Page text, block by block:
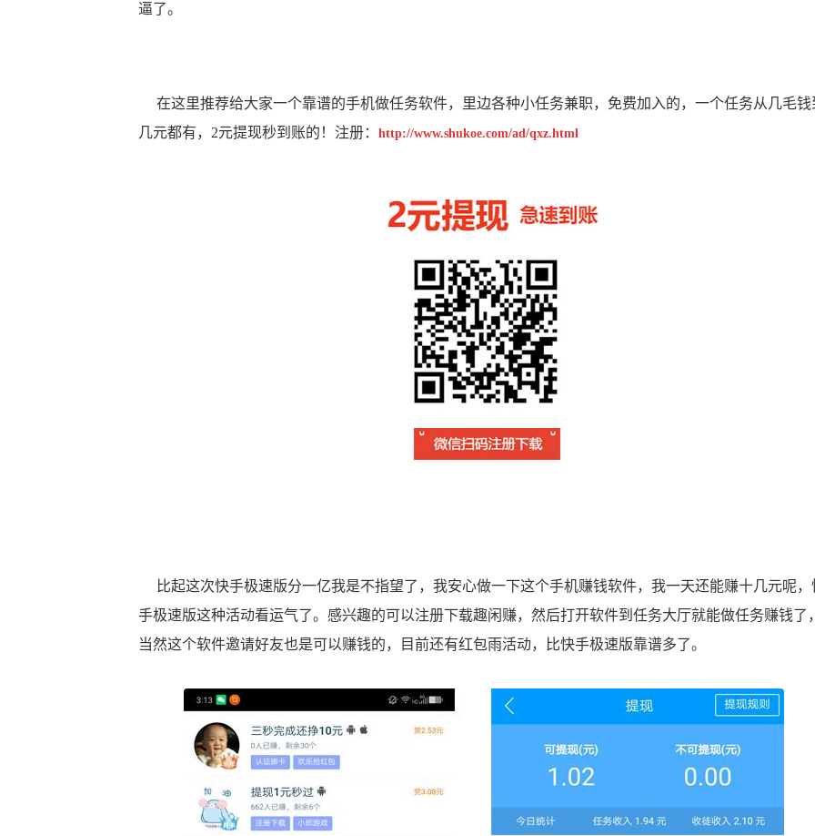
逼了。
在这里推荐给大家一个靠谱的手机做任务软件，里边各种小任务兼职，免费加入的，一个任务从几毛钱
几元都有，2元提现秒到账的！注册： http://www.shukoe.com/ad/qxz.html
比起这次快手极速版分一亿我是不指望了，我安心做一下这个手机赚钱软件，我一天还能赚十几元呢，
手极速版这种活动看运气了。感兴趣的可以注册下载趣闲赚，然后打开软件到任务大厅就能做任务赚钱了
当然这个软件邀请好友也是可以赚钱的，目前还有红包雨活动，比快手极速版靠谱多了。